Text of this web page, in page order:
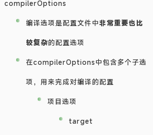
compilerOptions
编译选项是配置文件中非常重要也比
较复杂的配置选项
在compilerOptions中包含多个子选
项，用来完成对编译的配置
项目选项
target